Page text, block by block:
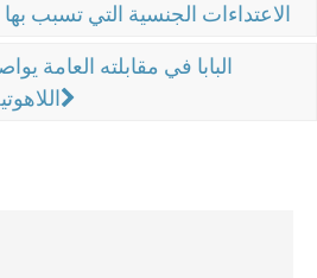
الاعتداءات الجنسية التي تسبب
البابا في مقابلته العامة